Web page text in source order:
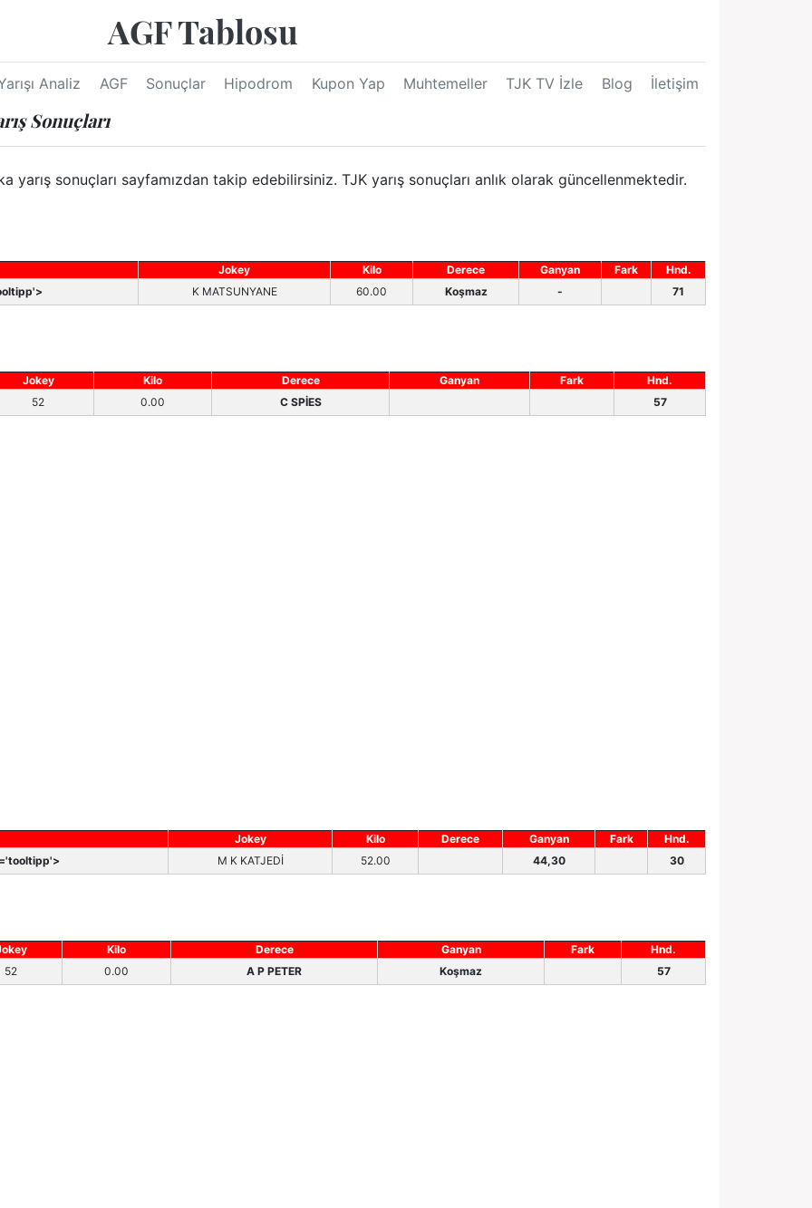
AGF Tablosu
Analiz AGF Sonuçlar Hipodrom Kupon Yap Muhtemeller TJK TV İzle Blog İletişim
Sonuçları
yarış sonuçları sayfamızdan takip edebilirsiniz. TJK yarış sonuçları anlık olarak güncellenmektedir.
Jokey Kilo Derece Ganyan Fark
Hnd.
K MATSUNYANE 60.00 Koşmaz - 71
Jokey Kilo Derece Ganyan Fark
Hnd.
52
0.00 C SPİES 57
Jokey Kilo Derece Ganyan Fark
Hnd.
M K KATJEDİ 52.00 44,30 30
Kilo Derece Ganyan Fark
Hnd.
52
0.00 A P PETER Koşmaz 57